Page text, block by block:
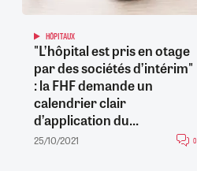
HÔPITAUX
"L’hôpital est pris en otage
par des sociétés d’intérim"
: la FHF demande un
calendrier clair
d’application du...
25/10/2021 0